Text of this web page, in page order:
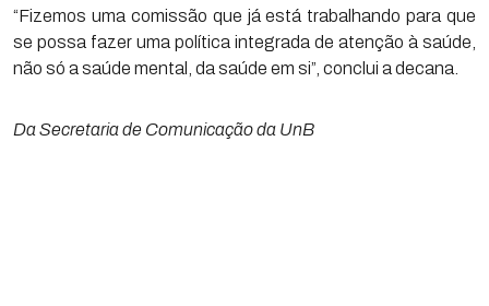
“Fizemos uma comissão que já está trabalhando para que
se possa fazer uma política integrada de atenção à saúde,
não só a saúde mental, da saúde em si”, conclui a decana.
Da Secretaria de Comunicação da UnB